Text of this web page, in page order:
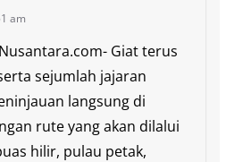
am
Giat terus
sejumlah jajaran
langsung di
rute yang akan dilalui
hilir, pulau petak,